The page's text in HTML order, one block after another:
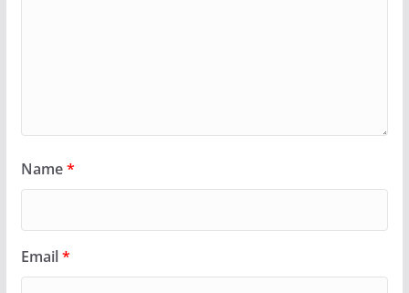
Name*
Email*